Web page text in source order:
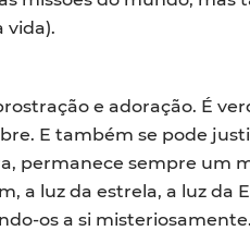
vida).
e adoração. É
E também se pode
permanece sempre um
a luz da estrela, a luz da
os a si